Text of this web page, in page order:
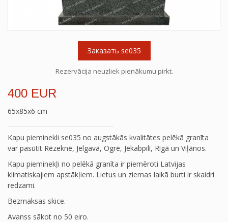
Заказать se035
Rezervācija neuzliek pienākumu pirkt.
400 EUR
65x85x6 cm
Kapu pieminekli se035 no augstākās kvalitātes pelēkā granīta
var pasūtīt Rēzeknē, Jelgavā, Ogrē, Jēkabpilī, Rīgā un Viļānos.
Kapu pieminekļi no pelēkā granīta ir piemēroti Latvijas
klimatiskajiem apstākļiem. Lietus un ziemas laikā burti ir skaidri
redzami.
Bezmaksas skice.
Avanss sākot no 50 eiro.